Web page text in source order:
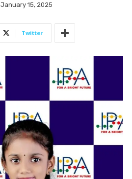
January 15, 2025
Twitter